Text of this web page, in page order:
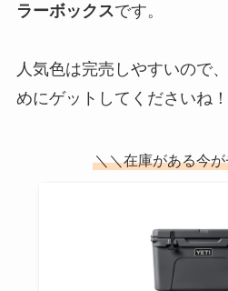
ラーボックスです。
人気色は完売しやすいので
めにゲットしてくださいね！
＼＼在庫がある今